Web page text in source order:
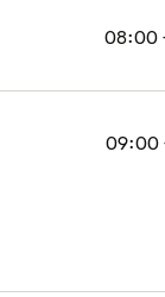
08:00
09:00